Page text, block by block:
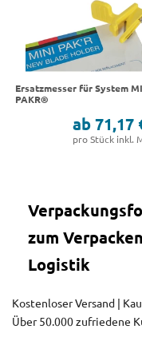
Ersatzmesser für System
PAKR®
ab 71,17
pro Stück inkl.
zum
Logistik
Kostenloser Versand |
Über 50.000 zufriedene